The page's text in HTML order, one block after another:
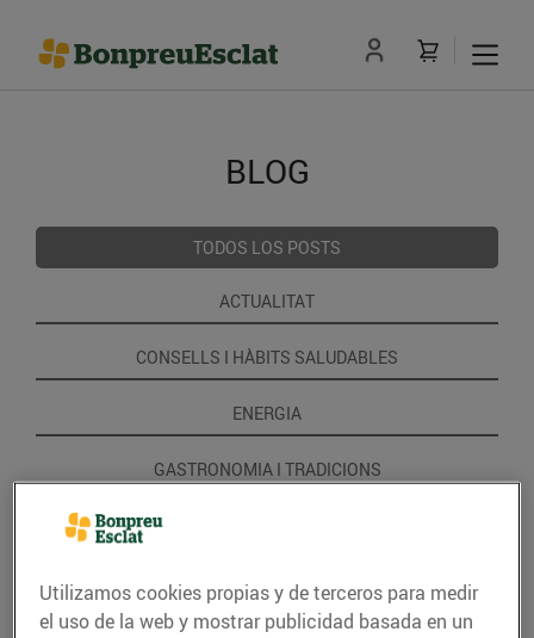
BLOG
TODOS LOS POSTS
ACTUALITAT
CONSELLS I HÀBITS SALUDABLES
ENERGIA
GASTRONOMIA I TRADICIONS
Utilizamos cookies propias y de terceros para medir
el uso de la web y mostrar publicidad basada en un